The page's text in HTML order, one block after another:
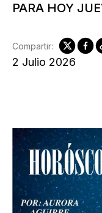
PARA HOY
2 Julio 2026
Compartir: